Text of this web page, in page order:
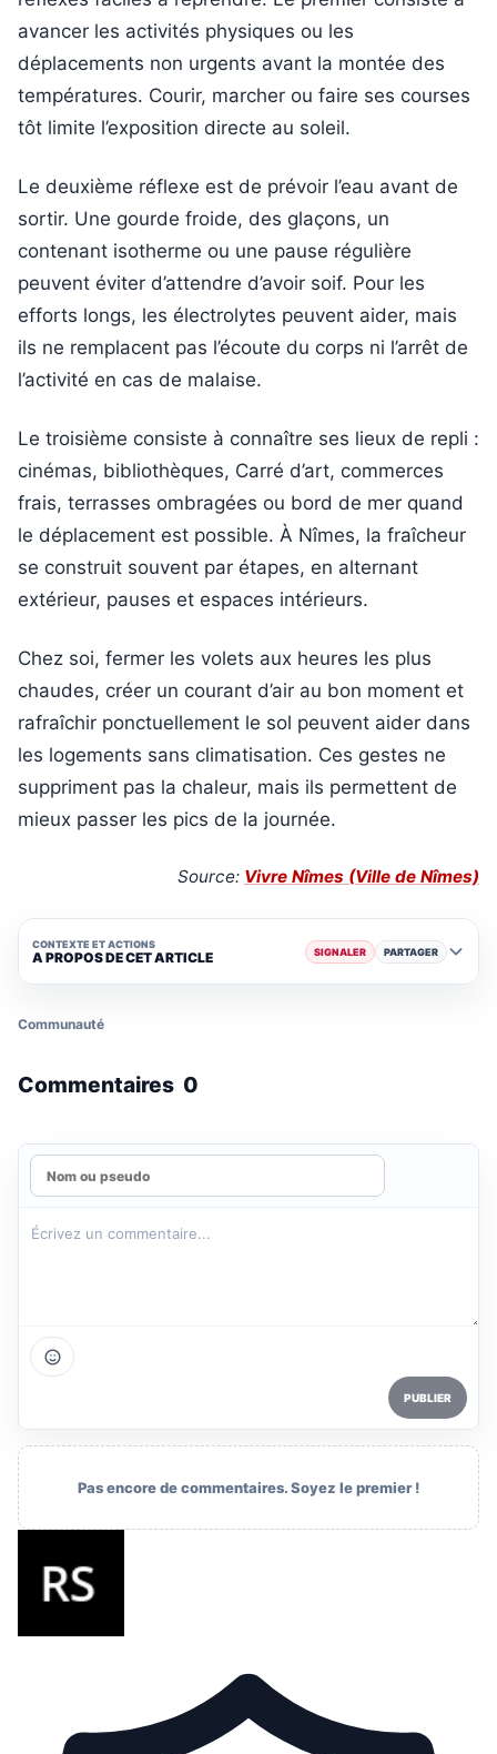
avancer les activités physiques ou les
déplacements non urgents avant la montée des
températures. Courir, marcher ou faire ses courses
tôt limite l’exposition directe au soleil.
Le deuxième réflexe est de prévoir l’eau avant de
sortir. Une gourde froide, des glaçons, un
contenant isotherme ou une pause régulière
peuvent éviter d’attendre d’avoir soif. Pour les
efforts longs, les électrolytes peuvent aider, mais
ils ne remplacent pas l’écoute du corps ni l’arrêt de
l’activité en cas de malaise.
Le troisième consiste à connaître ses lieux de repli :
cinémas, bibliothèques, Carré d’art, commerces
frais, terrasses ombragées ou bord de mer quand
le déplacement est possible. À Nîmes, la fraîcheur
se construit souvent par étapes, en alternant
extérieur, pauses et espaces intérieurs.
Chez soi, fermer les volets aux heures les plus
chaudes, créer un courant d’air au bon moment et
rafraîchir ponctuellement le sol peuvent aider dans
les logements sans climatisation. Ces gestes ne
suppriment pas la chaleur, mais ils permettent de
mieux passer les pics de la journée.
Source: Vivre Nîmes (Ville de Nîmes)
CONTEXTE ET ACTIONS
A PROPOS DE CET ARTICLE SIGNALER PARTAGER
Communauté
Commentaires 0
PUBLIER
Pas encore de commentaires. Soyez le premier !